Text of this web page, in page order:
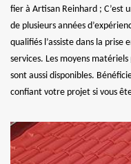
fier à Artisan Reinhard ; C’est
de plusieurs années
qualifiés l’assiste dans la prise
services. Les moyens
sont aussi disponibles.
confiant votre projet si vous